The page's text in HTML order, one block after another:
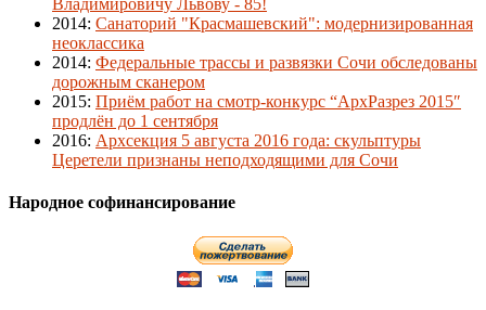
Владимировичу Львову - 85!
2014: Санаторий "Красмашевский": модернизированная
неоклассика
2014: Федеральные трассы и развязки Сочи обследованы
дорожным сканером
2015: Приём работ на смотр-конкурс “АрхРазрез 2015″
продлён до 1 сентября
2016: Архсекция 5 августа 2016 года: скульптуры
Церетели признаны неподходящими для Сочи
Народное софинансирование